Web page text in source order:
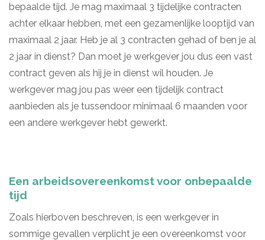
bepaalde tijd. Je mag maximaal 3 tijdelijke contracten
achter elkaar hebben, met een gezamenlijke looptijd van
maximaal 2 jaar. Heb je al 3 contracten gehad of ben je al
2 jaar in dienst? Dan moet je werkgever jou dus een vast
contract geven als hij je in dienst wil houden. Je
werkgever mag jou pas weer een tijdelijk contract
aanbieden als je tussendoor minimaal 6 maanden voor
een andere werkgever hebt gewerkt.
Een arbeidsovereenkomst voor onbepaalde
tijd
Zoals hierboven beschreven, is een werkgever in
sommige gevallen verplicht je een overeenkomst voor